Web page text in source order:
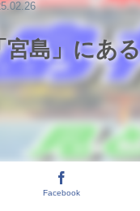
宮島」にあ
Facebook